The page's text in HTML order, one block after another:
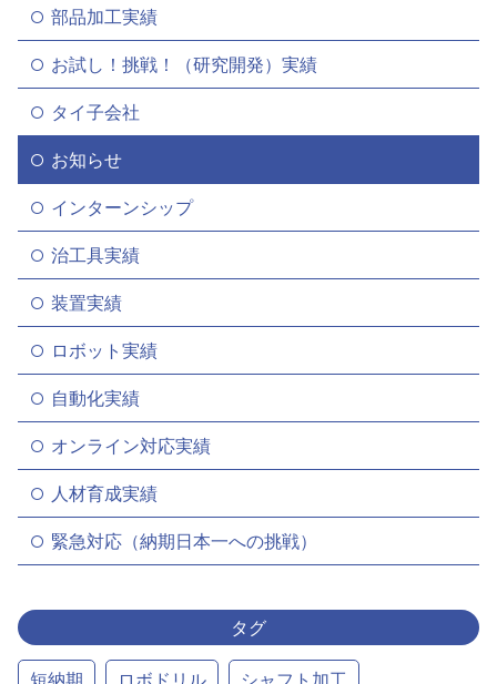
部品加工実績
お試し！挑戦！（研究開発）実績
タイ子会社
お知らせ
インターンシップ
治工具実績
装置実績
ロボット実績
自動化実績
オンライン対応実績
人材育成実績
緊急対応（納期日本一への挑戦）
タグ